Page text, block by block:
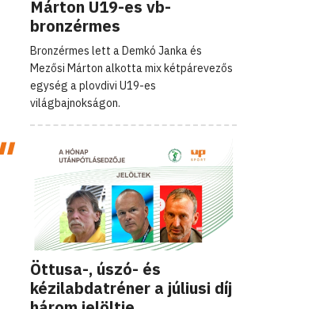
Márton U19-es vb-
bronzérmes
Bronzérmes lett a Demkó Janka és
Mezősi Márton alkotta mix kétpárevezős
egység a plovdivi U19-es
világbajnokságon.
Öttusa-, úszó- és
kézilabdatréner a júliusi díj